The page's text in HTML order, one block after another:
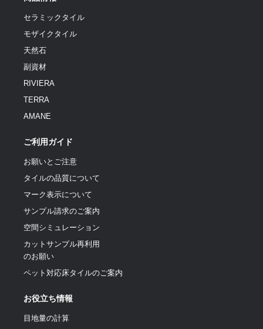
セラミックタイル
モザイクタイル
天然石
副資材
RIVIERA
TERRA
AMANE
ご利用ガイド
お願いとご注意
タイルの品質について
マーク表示について
サンプル請求のご案内
空間シミュレーション
カットサンプル再利用
のお願い
ペット対応床タイルのご案内
お役立ち情報
目地量の計算